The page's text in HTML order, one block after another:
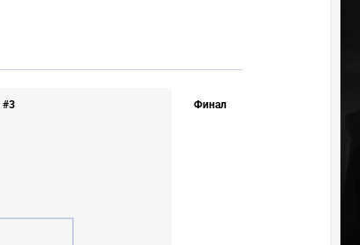
#3 Финал